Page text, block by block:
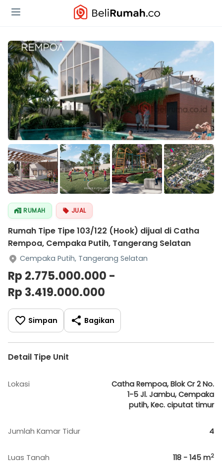
RUMAH JUAL
Rumah Tipe Tipe 103/122 (Hook) dijual di Catha
Rempoa, Cempaka Putih, Tangerang Selatan
Cempaka Putih, Tangerang Selatan
Rp 2.775.000.000 -
Rp 3.419.000.000
Simpan Bagikan
Detail Tipe Unit
Lokasi
Catha Rempoa, Blok Cr 2 No.
1-5 Jl. Jambu, Cempaka
putih, Kec. ciputat timur
Jumlah Kamar Tidur 4
Luas Tanah 118 - 145 m2